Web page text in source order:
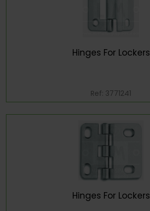
Hinges For Lockers
Ref: 3771241
Hinges For Lockers